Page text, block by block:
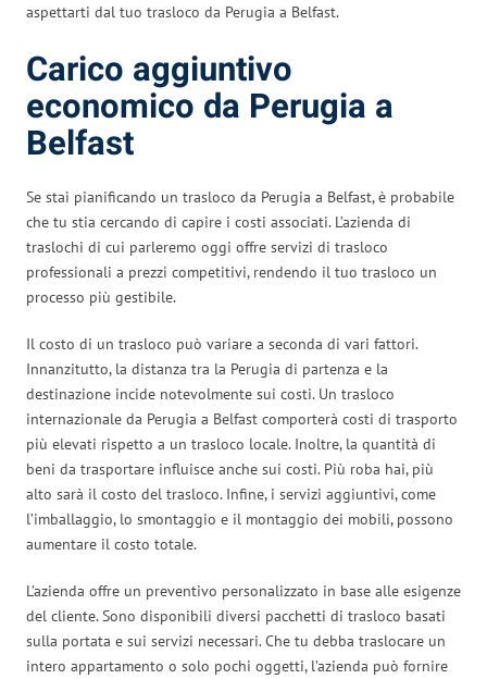
aspettarti dal tuo trasloco da Perugia a Belfast.
Carico aggiuntivo
economico da Perugia a
Belfast
Se stai pianificando un trasloco da Perugia a Belfast, è probabile
che tu stia cercando di capire i costi associati. L’azienda di
traslochi di cui parleremo oggi offre servizi di trasloco
professionali a prezzi competitivi, rendendo il tuo trasloco un
processo più gestibile.
Il costo di un trasloco può variare a seconda di vari fattori.
Innanzitutto, la distanza tra la Perugia di partenza e la
destinazione incide notevolmente sui costi. Un trasloco
internazionale da Perugia a Belfast comporterà costi di trasporto
più elevati rispetto a un trasloco locale. Inoltre, la quantità di
beni da trasportare influisce anche sui costi. Più roba hai, più
alto sarà il costo del trasloco. Infine, i servizi aggiuntivi, come
l’imballaggio, lo smontaggio e il montaggio dei mobili, possono
aumentare il costo totale.
L’azienda offre un preventivo personalizzato in base alle esigenze
del cliente. Sono disponibili diversi pacchetti di trasloco basati
sulla portata e sui servizi necessari. Che tu debba traslocare un
intero appartamento o solo pochi oggetti, l’azienda può fornire